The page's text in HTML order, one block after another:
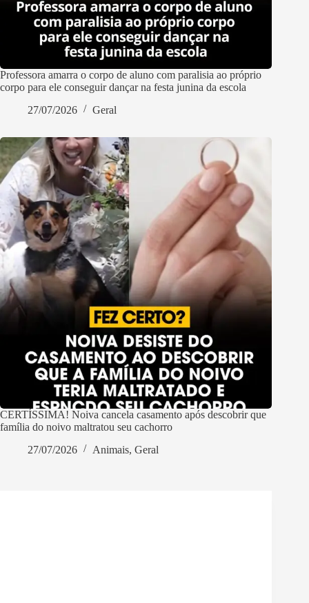
Professora amarra o corpo de aluno com paralisia ao próprio
corpo para ele conseguir dançar na festa junina da escola
27/07/2026
Geral
CERTÍSSIMA! Noiva cancela casamento após descobrir que
família do noivo maltratou seu cachorro
27/07/2026
Animais, Geral